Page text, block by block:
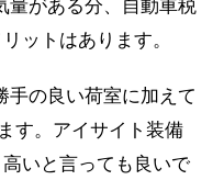
量がある分、自動車税
ットはあります。
手の良い荷室に加えて
す。アイサイト装備
いと言っても良いで